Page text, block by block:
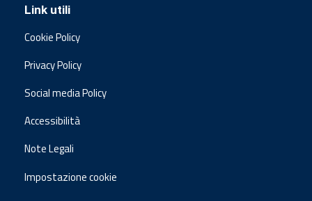
Link utili
Cookie Policy
Privacy Policy
Social media Policy
Accessibilità
Note Legali
Impostazione cookie